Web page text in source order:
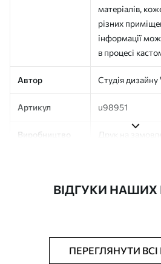
матеріалів,
різних
інформації
в процесі
Автор Студія
Артикул u98951
Виробництво
Друк на
клей для
можна мити
ВІДГУКИ НАШИХ
ПЕРЕГЛЯНУТИ ВСІ